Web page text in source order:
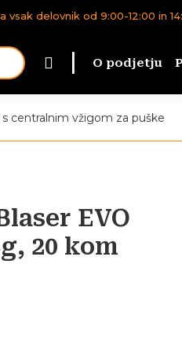
vsak delovnik od 9:00-12:00 in
O podjetju
s centralnim vžigom za puške
EVO
20 kom